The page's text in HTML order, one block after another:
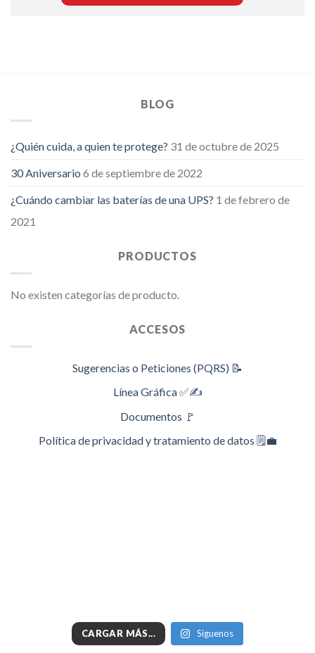
BLOG
¿Quién cuida, a quien te protege? 31 de octubre de 2025
30 Aniversario 6 de septiembre de 2022
¿Cuándo cambiar las baterías de una UPS? 1 de febrero de
2021
PRODUCTOS
No existen categorías de producto.
ACCESOS
Sugerencias o Peticiones (PQRS) 📝
Línea Gráfica ✅✍️
Documentos 🚩
Política de privacidad y tratamiento de datos 🗒️💼
CARGAR MÁS... Síguenos